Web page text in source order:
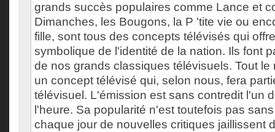
grands succès populaires comme Lance et
Dimanches, les Bougons, la P 'tite vie ou
fille, sont tous des concepts télévisés qui
symbolique de l'identité de la nation. Ils font
de nos grands classiques télévisuels. Tout le
un concept télévisé qui, selon nous, fera
télévisuel. L'émission est sans contredit l'un
l'heure. Sa popularité n'est toutefois pas
chaque jour de nouvelles critiques jaillissent